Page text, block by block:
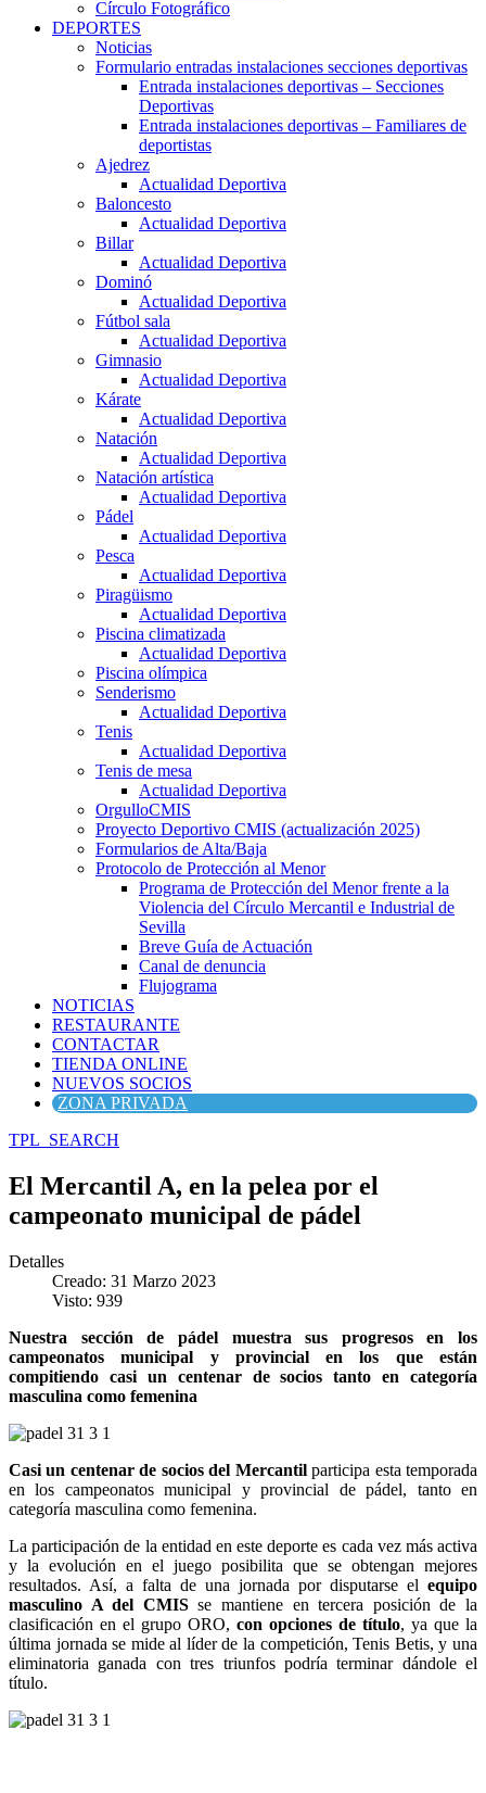
Círculo Fotográfico
DEPORTES
Noticias
Formulario entradas instalaciones secciones deportivas
Entrada instalaciones deportivas – Secciones
Deportivas
Entrada instalaciones deportivas – Familiares de
deportistas
Ajedrez
Actualidad Deportiva
Baloncesto
Actualidad Deportiva
Billar
Actualidad Deportiva
Dominó
Actualidad Deportiva
Fútbol sala
Actualidad Deportiva
Gimnasio
Actualidad Deportiva
Kárate
Actualidad Deportiva
Natación
Actualidad Deportiva
Natación artística
Actualidad Deportiva
Pádel
Actualidad Deportiva
Pesca
Actualidad Deportiva
Piragüismo
Actualidad Deportiva
Piscina climatizada
Actualidad Deportiva
Piscina olímpica
Senderismo
Actualidad Deportiva
Tenis
Actualidad Deportiva
Tenis de mesa
Actualidad Deportiva
OrgulloCMIS
Proyecto Deportivo CMIS (actualización 2025)
Formularios de Alta/Baja
Protocolo de Protección al Menor
Programa de Protección del Menor frente a la
Violencia del Círculo Mercantil e Industrial de
Sevilla
Breve Guía de Actuación
Canal de denuncia
Flujograma
NOTICIAS
RESTAURANTE
CONTACTAR
TIENDA ONLINE
NUEVOS SOCIOS
ZONA PRIVADA
TPL_SEARCH
El Mercantil A, en la pelea por el
campeonato municipal de pádel
Detalles
Creado: 31 Marzo 2023
Visto: 939
Nuestra sección de pádel muestra sus progresos en los
campeonatos municipal y provincial en los que están
compitiendo casi un centenar de socios tanto en categoría
masculina como femenina
Casi un centenar de socios del Mercantilparticipa esta temporada
en los campeonatos municipal y provincial de pádel, tanto en
categoría masculina como femenina.
La participación de la entidad en este deporte es cada vez más activa
y la evolución en el juego posibilita que se obtengan mejores
resultados. Así, a falta de una jornada por disputarse el equipo
masculino A del CMISse mantiene en tercera posición de la
clasificación en el grupo ORO, con opciones de título, ya que la
última jornada se mide al líder de la competición, Tenis Betis, y una
eliminatoria ganada con tres triunfos podría terminar dándole el
título.